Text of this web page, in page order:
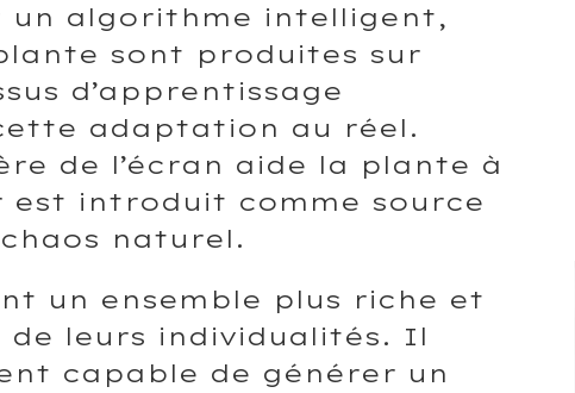
un algorithme intelligent,
sont produites sur
d’apprentissage
adaptation au réel.
de l’écran aide la plante à
est introduit comme source
naturel.
un ensemble plus riche et
de leurs individualités. Il
capable de générer un